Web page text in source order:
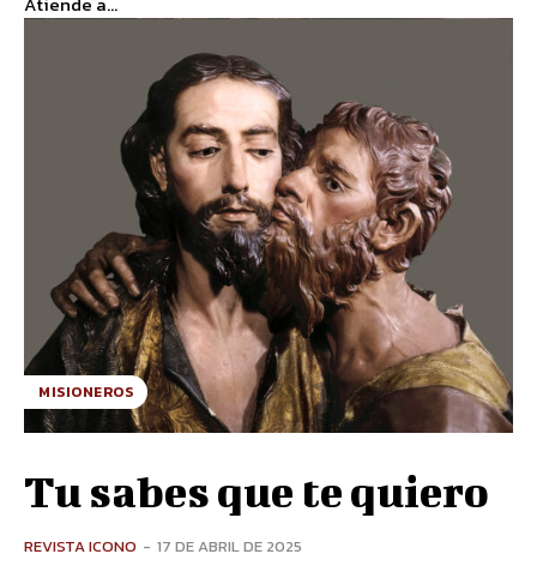
MISIONEROS
Tu sabes que te quiero
REVISTA ICONO - 17 DE ABRIL DE 2025